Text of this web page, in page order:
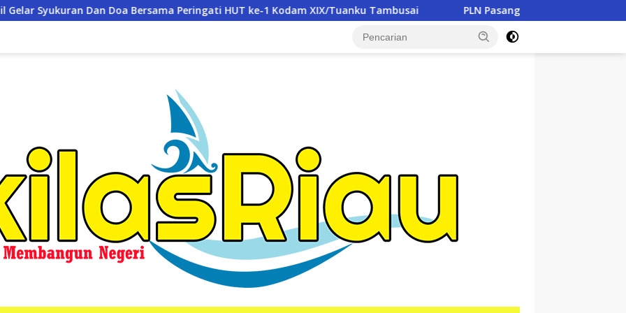
Peringati HUT ke-1 Kodam XIX/Tuanku Tambusai PLN Pasang Kembali KWh Meter Rumah Ketua RT di Dumai